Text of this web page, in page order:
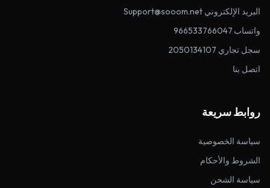
البريد الإلكتروني Support@sooom.net
واتساب 966533766047
سجل تجاري 2050134107
اتصل بنا
روابط سريعة
سياسة الخصوصية
الشروط والأحكام
سياسة الشحن